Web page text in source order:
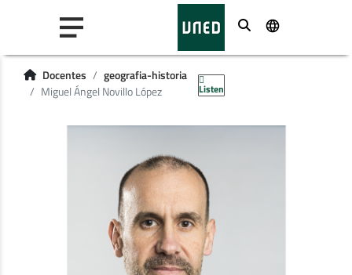
Buscar
Docentes
geografia-historia
Miguel Ángel Novillo López
Listen